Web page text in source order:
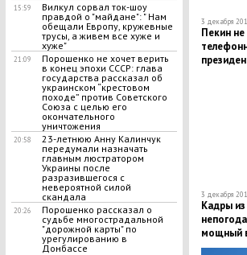
15:59
Вилкул сорвал ток-шоу
правдой о "майдане": " Нам
обещали Европу, кружевные
трусы, а живем все хуже и
хуже"
21:09
Порошенко не хочет верить
в конец эпохи СССР: глава
государства рассказал об
украинском “крестовом
походе” против Советского
Союза с целью его
окончательного
уничтожения
20:58
23-летнюю Анну Калинчук
передумали назначать
главным люстратором
Украины после
разразившегося с
невероятной силой
скандала
20:26
Порошенко рассказал о
судьбе многострадальной
"дорожной карты" по
урегулированию в
Донбассе
3 декабря
Пекин не
3 декабря
Кадры
мощный
горах